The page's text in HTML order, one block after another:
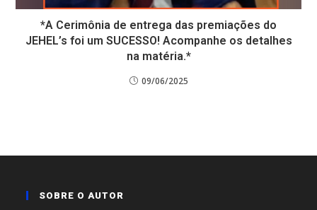
*A Cerimônia de entrega das premiações do
JEHEL’s foi um SUCESSO! Acompanhe os detalhes
na matéria.*
09/06/2025
SOBRE O AUTOR